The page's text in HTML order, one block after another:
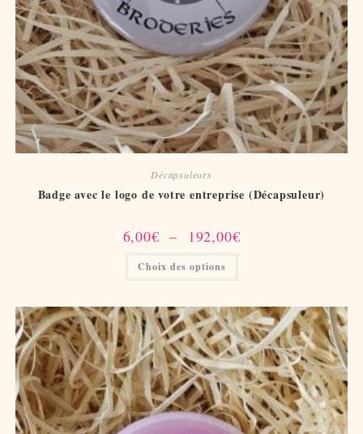
Décapsuleurs
Badge avec le logo de votre entreprise (Décapsuleur)
6,00€ – 192,00€Plage
de
Choix des options
Ce
a
variations.
Les
options
peuvent
être
choisies
sur
la
page
du
produit